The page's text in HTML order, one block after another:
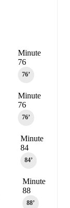
Minute
76
76‎’‎
Minute
76
76‎’‎
Minute
84
84‎’‎
Minute
88
88‎’‎